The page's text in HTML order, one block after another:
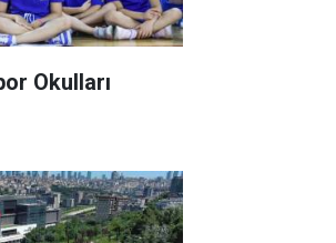
Okulları